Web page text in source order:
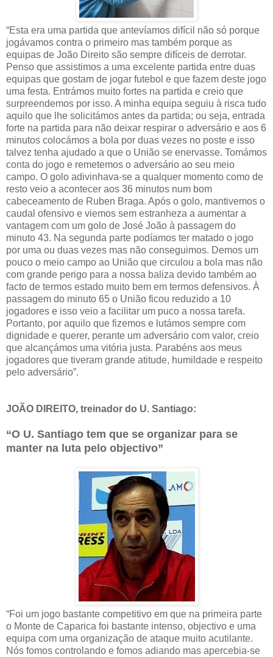
“Esta era uma partida que antevíamos difícil não só porque
jogávamos contra o primeiro mas também porque as
equipas de João Direito são sempre difíceis de derrotar.
Penso que assistimos a uma excelente partida entre duas
equipas que gostam de jogar futebol e que fazem deste jogo
uma festa. Entrámos muito fortes na partida e creio que
surpreendemos por isso. A minha equipa seguiu à risca tudo
aquilo que lhe solicitámos antes da partida; ou seja, entrada
forte na partida para não deixar respirar o adversário e aos 6
minutos colocámos a bola por duas vezes no poste e isso
talvez tenha ajudado a que o União se enervasse. Tomámos
conta do jogo e remetemos o adversário ao seu meio
campo. O golo adivinhava-se a qualquer momento como de
resto veio a acontecer aos 36 minutos num bom
cabeceamento de Ruben Braga. Após o golo, mantivemos o
caudal ofensivo e viemos sem estranheza a aumentar a
vantagem com um golo de José João à passagem do
minuto 43. Na segunda parte podíamos ter matado o jogo
por uma ou duas vezes mas não conseguimos. Demos um
pouco o meio campo ao União que circulou a bola mas não
com grande perigo para a nossa baliza devido também ao
facto de termos estado muito bem em termos defensivos. À
passagem do minuto 65 o União ficou reduzido a 10
jogadores e isso veio a facilitar um puco a nossa tarefa.
Portanto, por aquilo que fizemos e lutámos sempre com
dignidade e querer, perante um adversário com valor, creio
que alcançámos uma vitória justa. Parabéns aos meus
jogadores que tiveram grande atitude, humildade e respeito
pelo adversário”.
JOÃO DIREITO, treinador do U. Santiago:
“O U. Santiago tem que se organizar para se
manter na luta pelo objectivo”
“Foi um jogo bastante competitivo em que na primeira parte
o Monte de Caparica foi bastante intenso, objectivo e uma
equipa com uma organização de ataque muito acutilante.
Nós fomos controlando e fomos adiando mas apercebia-se